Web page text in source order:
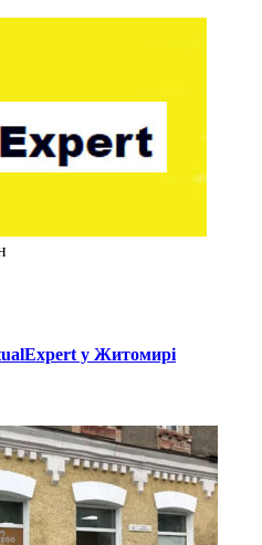
у Житомирі